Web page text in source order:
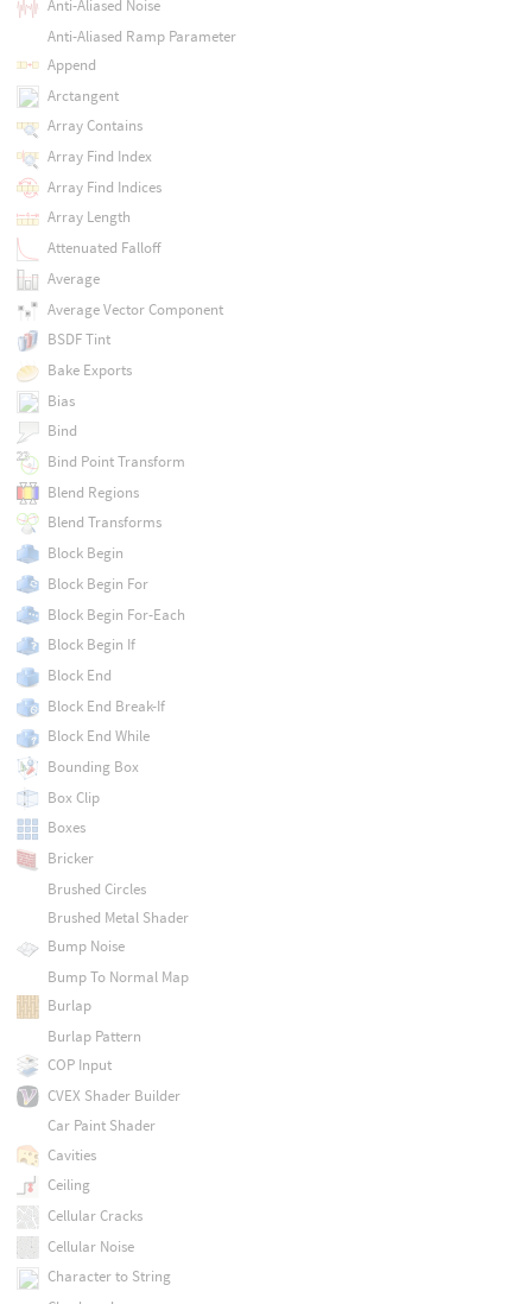
Anti-Aliased Noise
Anti-Aliased Ramp Parameter
Append
Arctangent
Array Contains
Array Find Index
Array Find Indices
Array Length
Attenuated Falloff
Average
Average Vector Component
BSDF Tint
Bake Exports
Bias
Bind
Bind Point Transform
Blend Regions
Blend Transforms
Block Begin
Block Begin For
Block Begin For-Each
Block Begin If
Block End
Block End Break-If
Block End While
Bounding Box
Box Clip
Boxes
Bricker
Brushed Circles
Brushed Metal Shader
Bump Noise
Bump To Normal Map
Burlap
Burlap Pattern
COP Input
CVEX Shader Builder
Car Paint Shader
Cavities
Ceiling
Cellular Cracks
Cellular Noise
Character to String